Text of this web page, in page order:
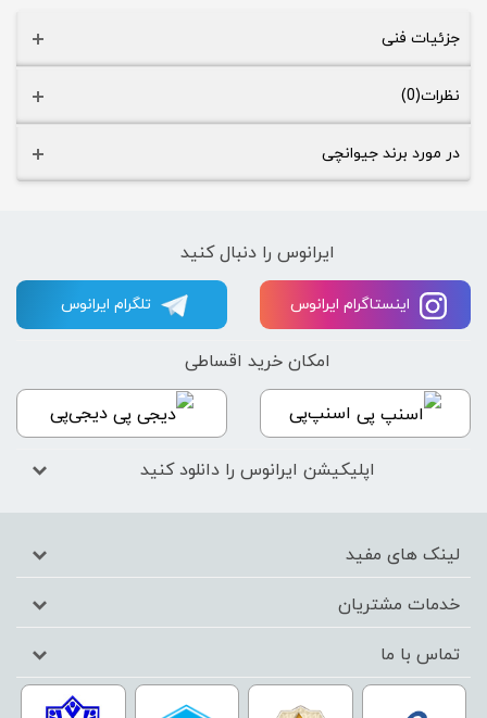
جزئیات فنی
نظرات(0)
در مورد برند جیوانچی
ایرانوس را دنبال کنید
تلگرام ایرانوس اینستاگرام ایرانوس
امکان خرید اقساطی
اسنپ‌پی دیجی‌پی
اپلیکیشن ایرانوس را دانلود کنید
لینک های مفید
خدمات مشتریان
تماس با ما